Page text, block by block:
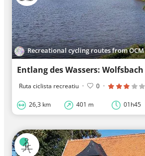
Recreational cycling routes from OCM
Entlang des Wassers: Wolfsbach
Ruta ciclista recreatiu · 0 ·
26,3 km 401 m 01h45